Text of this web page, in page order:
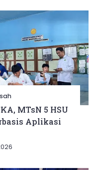
MTsN 5 HSU
Aplikasi